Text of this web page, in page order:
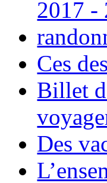
2017 -
Ces
Billet
Des